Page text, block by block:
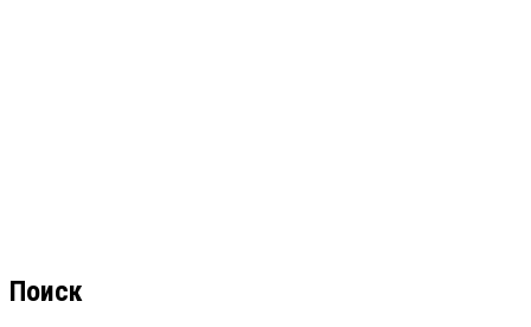
Поиск